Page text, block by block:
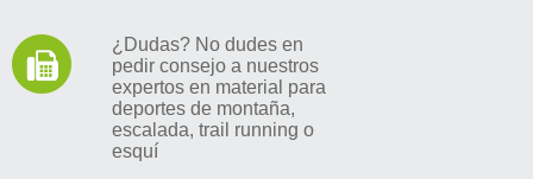
¿Dudas? No dudes en
pedir consejo a nuestros
expertos en material para
deportes de montaña,
escalada, trail running o
esquí